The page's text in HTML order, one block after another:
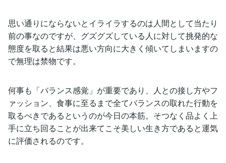
思い通りにならないとイライラするのは人間として当たり
前の事なのですが、グズグズしている人に対して挑発的な
態度を取ると結果は悪い方向に大きく傾いてしまいますの
で無理は禁物です。
何事も「バランス感覚」が重要であり、人との接し方やフ
ァッション、食事に至るまで全てバランスの取れた行動を
取るべきであるというのが今日の本筋。そつなく品よく上
手に立ち回ることが出来てこそ美しい生き方であると運気
に評価されるのです。